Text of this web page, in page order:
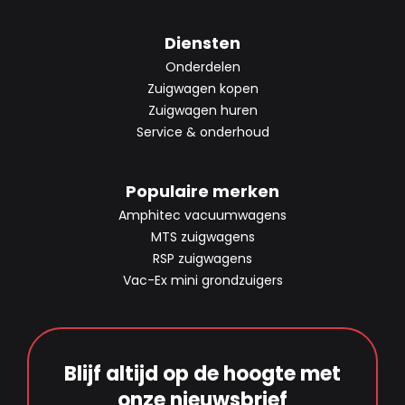
Diensten
Onderdelen
Zuigwagen kopen
Zuigwagen huren
Service & onderhoud
Populaire merken
Amphitec vacuumwagens
MTS zuigwagens
RSP zuigwagens
Vac-Ex mini grondzuigers
Blijf altijd op de hoogte met